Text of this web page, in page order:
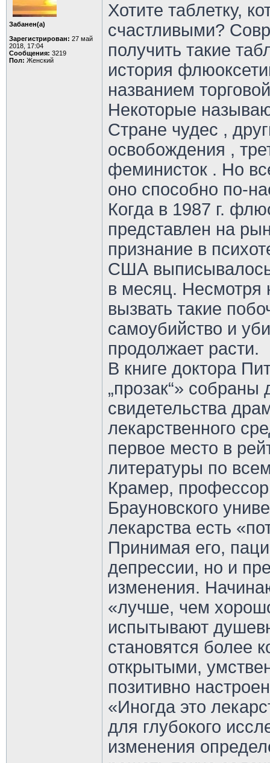
Забанен(а)
Зарегистрирован: 27 май
2018, 17:04
Сообщения: 3219
Пол: Женский
Хотите таблетку,
счастливыми?
получить такие
история
названием
Некоторые
Стране чудес ,
освобождения ,
феминисток . Но
оно способно по-
Когда в 1987 г.
представлен на
признание в
США
в месяц. Несмотря
вызвать такие
самоубийство и
продолжает расти.
В книге доктора
„прозак“»
свидетельства
лекарственного
первое место в
литературы по
Крамер, профессор
Брауновского
лекарства есть
Принимая его,
депрессии, но и
изменения.
«лучше, чем
испытывают
становятся более
открытыми,
позитивно
«Иногда это
для глубокого
изменения